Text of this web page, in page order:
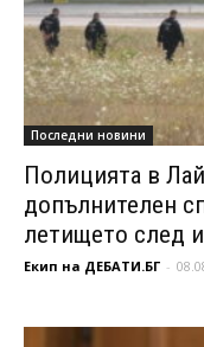
Последни новини
Полицията в
допълнителен
летището след
Екип на ДЕБАТИ.БГ -